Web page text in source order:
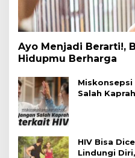
Ayo Menjadi Berarti!,
Hidupmu Berharga
Miskonsepsi
Salah
HIV Bisa
Lindungi